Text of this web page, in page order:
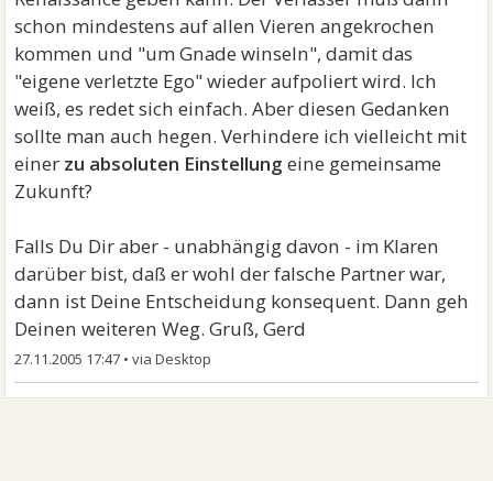
schon mindestens auf allen Vieren angekrochen
kommen und "um Gnade winseln", damit das
"eigene verletzte Ego" wieder aufpoliert wird. Ich
weiß, es redet sich einfach. Aber diesen Gedanken
sollte man auch hegen. Verhindere ich vielleicht mit
einer zu absoluten Einstellung eine gemeinsame
Zukunft?
Falls Du Dir aber - unabhängig davon - im Klaren
darüber bist, daß er wohl der falsche Partner war,
dann ist Deine Entscheidung konsequent. Dann geh
Deinen weiteren Weg. Gruß, Gerd
27.11.2005 17:47 •